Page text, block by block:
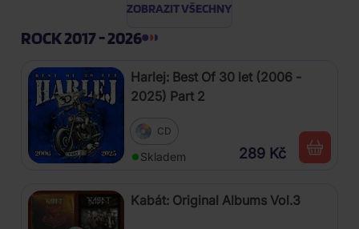
ZOBRAZIT VŠECHNY
ROCK 2017 - 2026
Harlej: Best Of 30 let (2006 -
2025) Part 2
CD
Skladem 289 Kč
Kabát: Original Albums Vol.3